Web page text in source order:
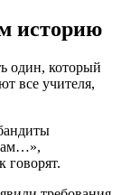
историю
один, который
все учителя,
говорят.